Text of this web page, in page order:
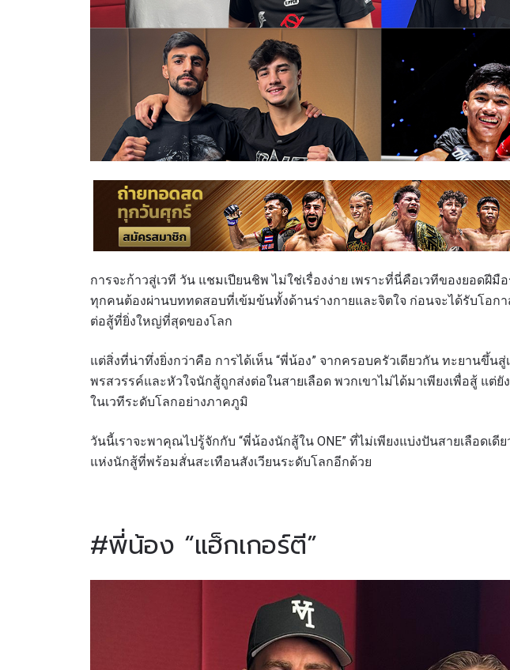
การจะก้าวสู่เวที วัน แชมเปียนชิพ ไม่ใช่เรื่องง่าย เพราะที่นี่คือเวทีของยอดฝี
ทุกคนต้องผ่านบททดสอบที่เข้มข้นทั้งด้านร่างกายและจิตใจ ก่อนจะได้รับโอก
ต่อสู้ที่ยิ่งใหญ่ที่สุดของโลก
แต่สิ่งที่น่าทึ่งยิ่งกว่าคือ การได้เห็น “พี่น้อง” จากครอบครัวเดียวกัน ทะยานขึ้นสู่
พรสวรรค์และหัวใจนักสู้ถูกส่งต่อในสายเลือด พวกเขาไม่ได้มาเพียงเพื่อสู้ แต่ยั
ในเวทีระดับโลกอย่างภาคภูมิ
วันนี้เราจะพาคุณไปรู้จักกับ “พี่น้องนักสู้ใน ONE” ที่ไม่เพียงแบ่งปันสายเลือด
แห่งนักสู้ที่พร้อมสั่นสะเทือนสังเวียนระดับโลกอีกด้วย
#พี่น้อง “แฮ็กเกอร์ตี”